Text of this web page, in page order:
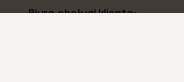
Biuro obsługi klienta: